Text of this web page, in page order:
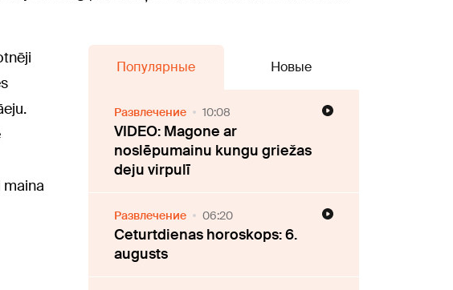
maina
Популярные Новые
Развлечение 10:08
VIDEO: Magone ar
noslēpumainu kungu griežas
deju virpulī
Развлечение 06:20
Ceturtdienas horoskops: 6.
augusts